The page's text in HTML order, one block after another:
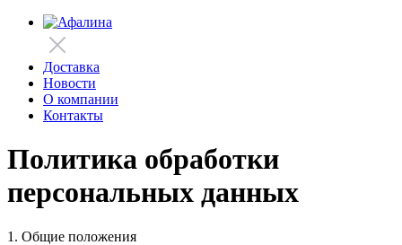
Доставка
Новости
О компании
Контакты
Политика обработки
персональных данных
1. Общие положения